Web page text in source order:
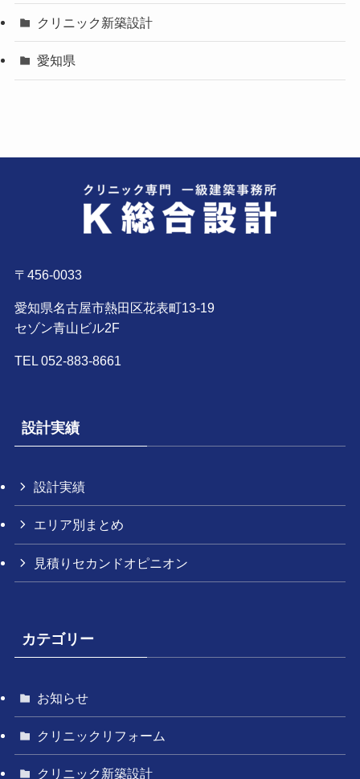
クリニック新築設計
愛知県
〒456-0033
愛知県名古屋市熱田区花表町13-19
セゾン青山ビル2F
TEL 052-883-8661
設計実績
設計実績
エリア別まとめ
見積りセカンドオピニオン
カテゴリー
お知らせ
クリニックリフォーム
クリニック新築設計